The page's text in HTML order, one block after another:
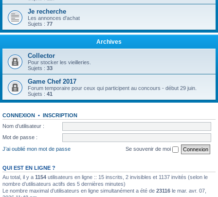
Je recherche
Les annonces d'achat
Sujets : 77
Archives
Collector
Pour stocker les vieilleries.
Sujets : 33
Game Chef 2017
Forum temporaire pour ceux qui participent au concours - début 29 juin.
Sujets : 41
CONNEXION • INSCRIPTION
Nom d’utilisateur :
Mot de passe :
J’ai oublié mon mot de passe
Se souvenir de moi
QUI EST EN LIGNE ?
Au total, il y a 1154 utilisateurs en ligne :: 15 inscrits, 2 invisibles et 1137 invités (selon le
nombre d’utilisateurs actifs des 5 dernières minutes)
Le nombre maximal d’utilisateurs en ligne simultanément a été de 23116 le mar. avr. 07,